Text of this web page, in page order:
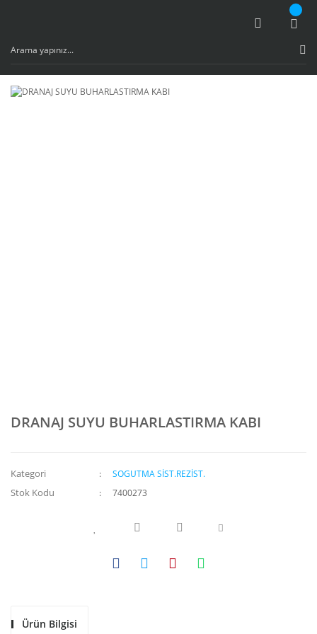
DRANAJ SUYU BUHARLASTIRMA KABI
Kategori SOGUTMA SİST.REZİST.
Stok Kodu 7400273
Ürün Bilgisi